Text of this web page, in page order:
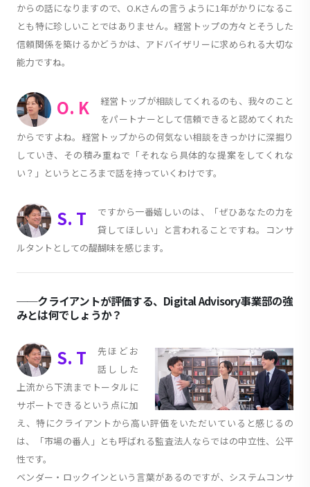
からの話になりますので、O.Kさんの言うように1年がかりになるこ
とも特に珍しいことではありません。経営トップの方々とそうした
信頼関係を築けるかどうかは、アドバイザリーに求められる大切な
能力ですね。
O. K
経営トップが相談してくれるのも、我々のこと
をパートナーとして信頼できると認めてくれた
からですよね。経営トップからの何気ない相談をきっかけに深掘り
していき、その積み重ねで「それなら具体的な提案をしてくれな
い？」というところまで話を持っていくわけです。
S. T
ですから一番嬉しいのは、「ぜひあなたの力を
貸してほしい」と言われることですね。コンサ
ルタントとしての醍醐味を感じます。
──クライアントが評価する、Digital Advisory事業部の強
みとは何でしょうか？
S. T
先ほどお
話しした
上流から下流までトータルに
サポートできるという点に加
え、特にクライアントから高い評価をいただいていると感じるの
は、「市場の番人」とも呼ばれる監査法人ならではの中立性、公平
性です。
ベンダー・ロックインという言葉があるのですが、システムコンサ